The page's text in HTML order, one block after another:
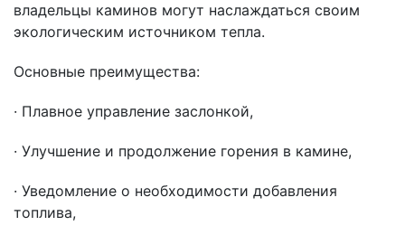
владельцы каминов могут наслаждаться своим
экологическим источником тепла.
Основные преимущества:
· Плавное управление заслонкой,
· Улучшение и продолжение горения в камине,
· Уведомление о необходимости добавления
топлива,